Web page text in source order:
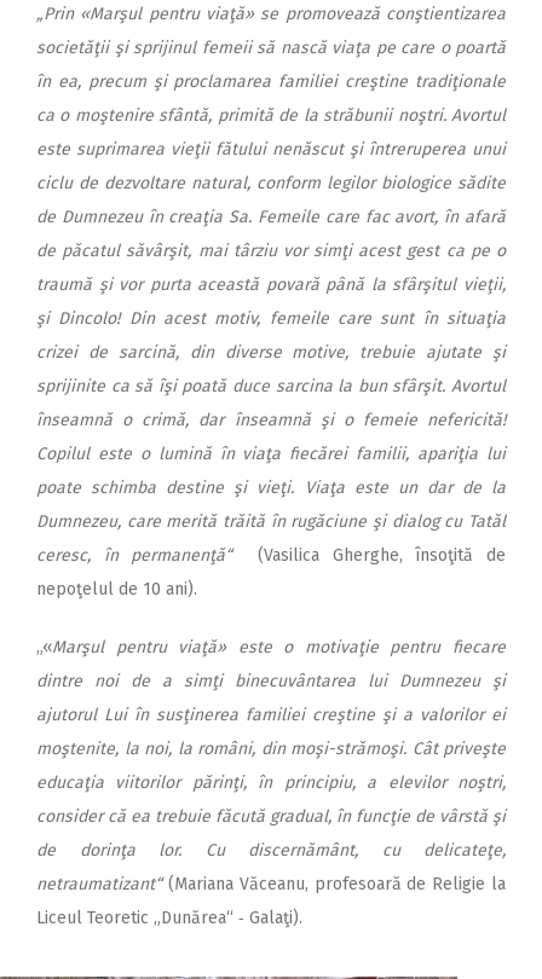
„Prin «Marşul pentru viaţă» se promovează conştientizarea
so­cietăţii şi sprijinul femeii să nască viaţa pe care o poartă
în ea, precum şi proclamarea familiei creştine tradiţionale
ca o moştenire sfântă, primită de la străbunii noştri. Avortul
este suprimarea vieţii fătului nenăscut şi întreruperea unui
ciclu de dezvoltare natural, conform legilor biologice sădite
de Dumnezeu în creaţia Sa. Femeile care fac avort, în afară
de păcatul săvârşit, mai târziu vor simţi acest gest ca pe o
traumă şi vor purta această povară până la sfârşitul vieţii,
şi Dincolo! Din acest motiv, femeile care sunt în situaţia
crizei de sarcină, din diverse motive, trebuie ajutate şi
sprijinite ca să îşi poată duce sarcina la bun sfârşit. Avortul
înseamnă o crimă, dar înseamnă şi o femeie nefericită!
Copilul este o lumină în viaţa fiecărei familii, apariţia lui
poate schimba destine şi vieţi. Viaţa este un dar de la
Dumnezeu, care merită trăită în rugăciune şi dialog cu Tatăl
ceresc, în permanenţă“
(Vasilica Gherghe, însoţită de
nepoţelul de 10 ani).
„«Marşul pentru viaţă» este o motivaţie pentru fiecare
dintre noi de a simţi binecuvântarea lui Dumnezeu şi
ajutorul Lui în susţinerea familiei creştine şi a valorilor ei
moştenite, la noi, la români, din moşi-strămoşi. Cât priveşte
educaţia viitorilor părinţi, în principiu, a elevilor noştri,
consider că ea trebuie făcută gradual, în funcţie de vârstă şi
de dorinţa lor. Cu discernământ, cu delicateţe,
netraumatizant“(Mariana Văceanu, profesoară de Religie la
Liceul Teoretic „Dunărea“ ‑ Galaţi).